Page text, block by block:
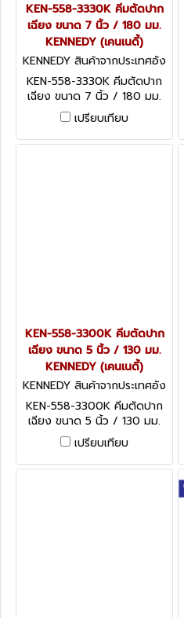
KEN-558-3330K คีมตัดปาก
เฉียง ขนาด 7 นิ้ว / 180 มม.
KENNEDY (เคนเนดี้)
KENNEDY สินค้าจากประเทศอัง
กฤษ KEN-558-3330K
KEN-558-3330K คีมตัดปาก
เฉียง ขนาด 7 นิ้ว / 180 มม.
KENNEDY Side Cutters,
PVC, 180mm Overall Length
เปรียบเทียบ
KEN-558-3300K คีมตัดปาก
เฉียง ขนาด 5 นิ้ว / 130 มม.
KENNEDY (เคนเนดี้)
KENNEDY สินค้าจากประเทศอัง
กฤษ KEN-558-3300K
KEN-558-3300K คีมตัดปาก
เฉียง ขนาด 5 นิ้ว / 130 มม.
KENNEDY Side Cutters,
PVC, 130mm Overall Length
เปรียบเทียบ